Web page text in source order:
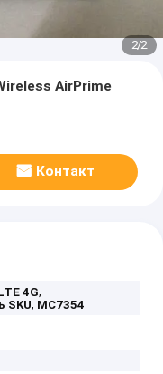
2/2
AirPrime
Контакт
4G,
SKU, MC7354